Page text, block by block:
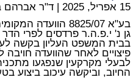
15 אפריל, 2025 | ד"ר אברהם
בע"א 8825/07
גן נ' י.פ.ה.ר פרדסים לפרי
בבית המשפט העליון בקשה
לבעלי מקרקעין שנפגעו
החיוב, וביקשה עיכוב ביצוע